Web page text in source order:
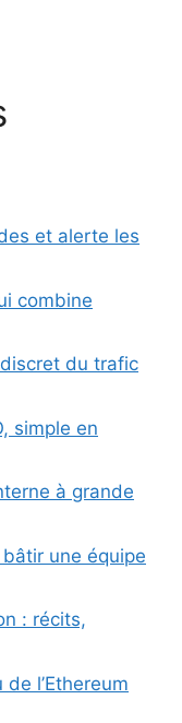
et alerte les
combine
du trafic
simple en
à grande
une équipe
: récits,
l’Ethereum